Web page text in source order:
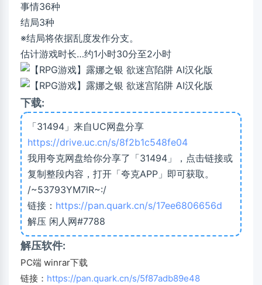
事情36种
结局3种
※结局将依据乱度发作分支。
估计游戏时长…约1小时30分至2小时
下载:
「31494」来自UC网盘分享
https://drive.uc.cn/s/8f2b1c548fe04
我用夸克网盘给你分享了「31494」，点击链接或
复制整段内容，打开「夸克APP」即可获取。
/~53793YM7lR~:/
链接： https://pan.quark.cn/s/17ee6806656d
解压 闲人网#7788
解压软件:
PC端 winrar下载
链接： https://pan.quark.cn/s/5f87adb89e48